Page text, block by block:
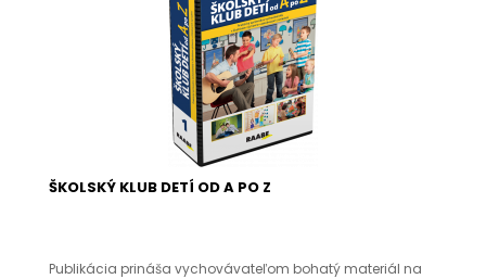
ŠKOLSKÝ KLUB DETÍ OD A PO Z
Publikácia prináša vychovávateľom bohatý materiál na